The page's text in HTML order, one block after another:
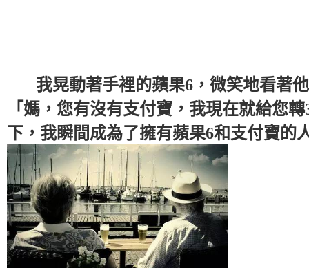
我晃動著手裡的蘋果6，微笑地看著
「媽，您有沒有支付寶，我現在就給您
下，我瞬間成為了擁有蘋果6和支付寶的